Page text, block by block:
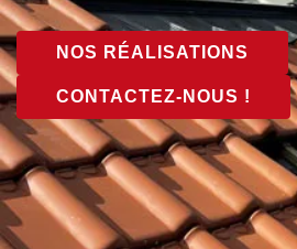
NOS RÉALISATIONS
CONTACTEZ-NOUS !